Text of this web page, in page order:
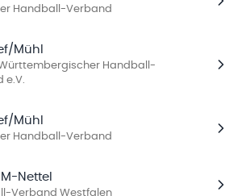
Handball-Verband
Mühl
Handball-
e.V.
Mühl
Handball-Verband
Nettel
Verband Westfalen